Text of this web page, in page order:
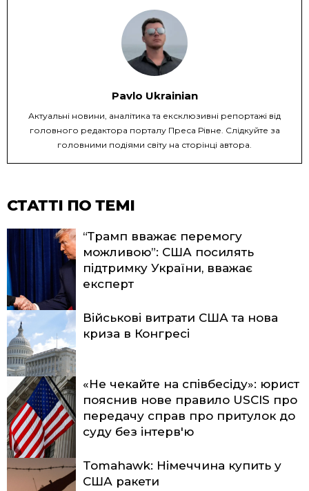
Pavlo Ukrainian
Актуальні новини, аналітика та ексклюзивні репортажі від
головного редактора порталу Преса Рівне. Слідкуйте за
головними подіями світу на сторінці автора.
СТАТТІ ПО ТЕМІ
“Трамп вважає перемогу
можливою”: США посилять
підтримку України, вважає
експерт
Військові витрати США та нова
криза в Конгресі
«Не чекайте на співбесіду»: юрист
пояснив нове правило USCIS про
передачу справ про притулок до
суду без інтерв'ю
Tomahawk: Німеччина купить у
США ракети